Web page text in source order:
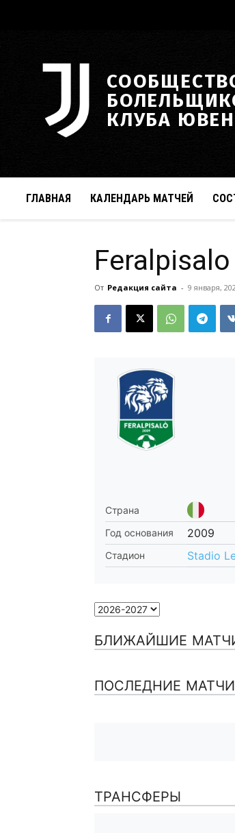
КЛУБА
ГЛАВНАЯ КАЛЕНДАРЬ МАТЧЕЙ
Feralpisalo
От Редакция сайта - 9 января,
Страна
Год основания
2009
Стадион Stadio
БЛИЖАЙШИЕ
ПОСЛЕДНИЕ МАТЧИ
ТРАНСФЕРЫ